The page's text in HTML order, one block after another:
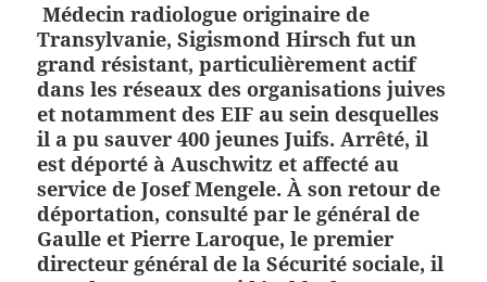
Médecin radiologue originaire de
Transylvanie, Sigismond Hirsch fut un
grand résistant, particulièrement actif
dans les réseaux des organisations juives
et notamment des EIF au sein desquelles
il a pu sauver 400 jeunes Juifs. Arrêté, il
est déporté à Auschwitz et affecté au
service de Josef Mengele. À son retour de
déportation, consulté par le général de
Gaulle et Pierre Laroque, le premier
directeur général de la Sécurité sociale, il